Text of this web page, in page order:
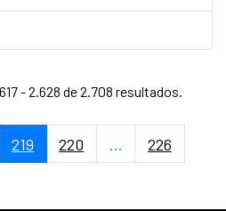
- 2.628 de 2.708 resultados.
Use TAB para
Página
219 Página
220 ...PáginasPágina
226